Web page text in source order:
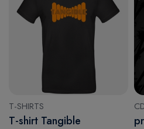
T-SHIRTS
T-shirt Tangible